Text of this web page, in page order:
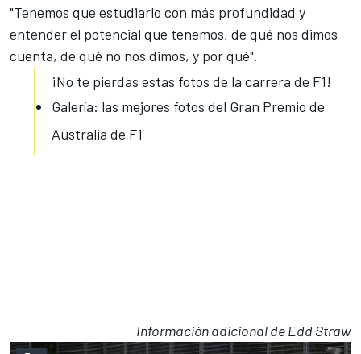
"Tenemos que estudiarlo con más profundidad y
entender el potencial que tenemos, de qué nos dimos
cuenta, de qué no nos dimos, y por qué".
¡No te pierdas estas fotos de la carrera de F1!
Galería: las mejores fotos del Gran Premio de
Australia de F1
Información adicional de Edd Straw